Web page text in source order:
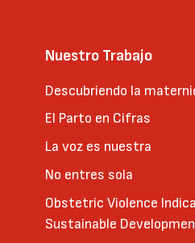
Nuestro Trabajo
Descubriendo la
El Parto en Cifras
La voz es nuestra
No entres sola
Obstetric Violence
Sustainable